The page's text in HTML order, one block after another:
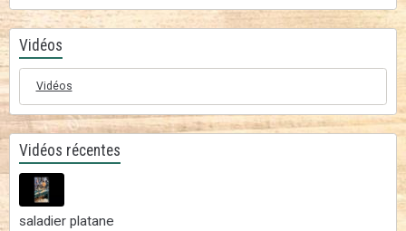
Vidéos
Vidéos
Vidéos récentes
saladier platane